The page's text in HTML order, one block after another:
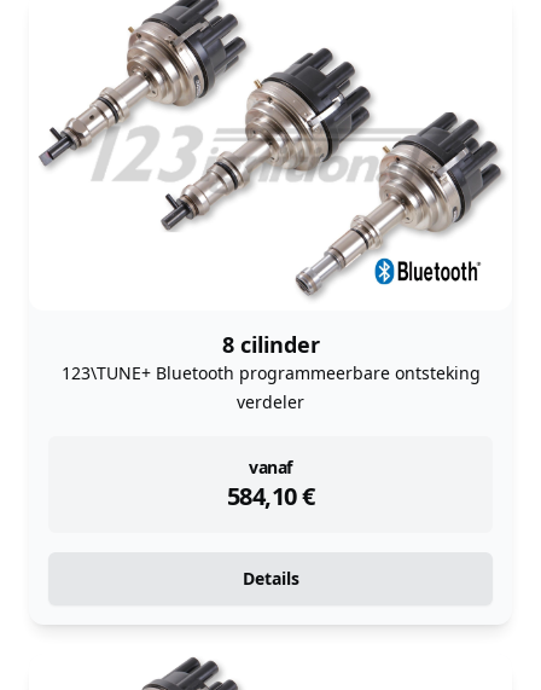
8 cilinder
123\TUNE+ Bluetooth programmeerbare ontsteking
verdeler
vanaf
584,10€
instock
Details